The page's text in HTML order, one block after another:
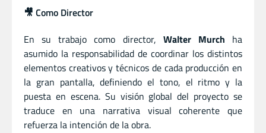
🎥 Como Director
En su trabajo como director, Walter Murch ha
asumido la responsabilidad de coordinar los distintos
elementos creativos y técnicos de cada producción en
la gran pantalla, definiendo el tono, el ritmo y la
puesta en escena. Su visión global del proyecto se
traduce en una narrativa visual coherente que
refuerza la intención de la obra.